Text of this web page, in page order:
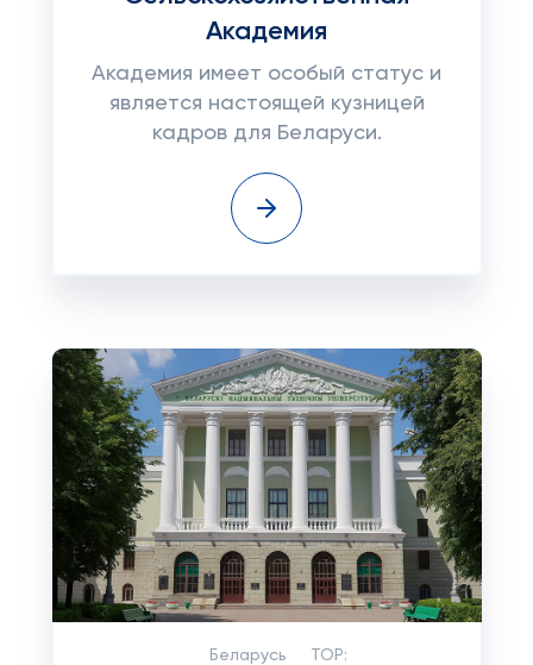
Академия
Академия имеет особый статус и
является настоящей кузницей
кадров для Беларуси.
Беларусь TOP: